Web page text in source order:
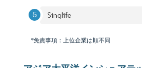
Singlife
*免責事項：上位企業は順不同